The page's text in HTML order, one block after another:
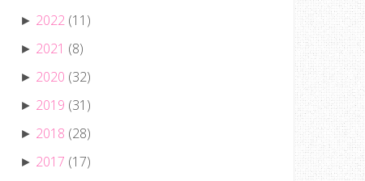
► 2022 (11)
► 2021 (8)
► 2020 (32)
► 2019 (31)
► 2018 (28)
► 2017 (17)